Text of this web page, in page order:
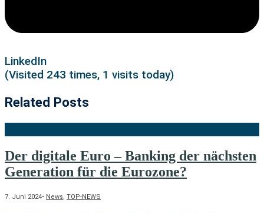
LinkedIn
(Visited 243 times, 1 visits today)
Related Posts
Der digitale Euro – Banking der nächsten
Generation für die Eurozone?
7. Juni 2024• News, TOP-NEWS